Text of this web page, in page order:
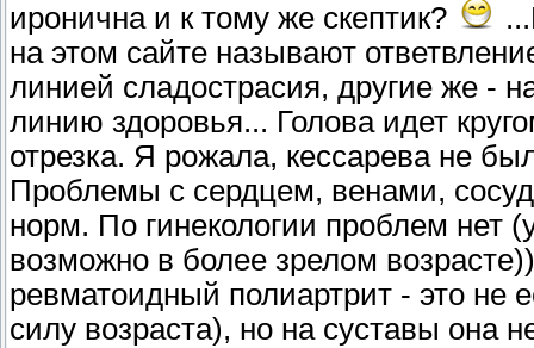
иронична и к тому же скептик?
на этом сайте называют
линией сладострасия, другие же -
линию здоровья... Голова идет
отрезка. Я рожала, кессарева не
Проблемы с сердцем, венами,
норм. По гинекологии проблем нет
возможно в более зрелом
ревматоидный полиартрит - это не
силу возраста), но на суставы она